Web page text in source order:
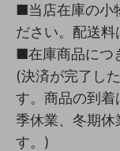
■当店在庫の小
ださい。配送料
■在庫商品につ
(決済が完了し
す。商品の到
季休業、冬期休
す。)